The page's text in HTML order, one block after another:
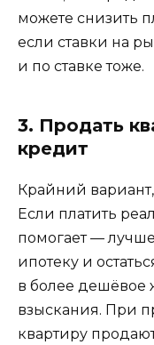
можете снизить
если ставки на
и по ставке тоже.
3. Продать
кредит
Крайний
Если платить
помогает —
ипотеку и
в более дешёвое
взыскания. При
квартиру